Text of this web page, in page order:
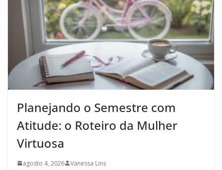
Planejando o Semestre com
Atitude: o Roteiro da Mulher
Virtuosa
agosto 4, 2026 Vanessa Lins